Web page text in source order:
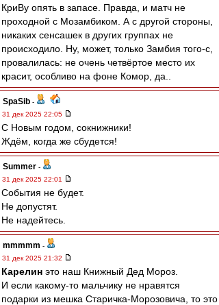
КриВу опять в запасе. Правда, и матч не
проходной с Мозамбиком. А с другой стороны,
никаких сенсашек в других группах не
происходило. Ну, может, только Замбия того-с,
провалилась: не очень четвёртое место их
красит, особливо на фоне Комор, да..
SpaSib -
31 дек 2025 22:05
С Новым годом, сокнижники!
Ждём, когда же сбудется!
Summer -
31 дек 2025 22:01
События не будет.
Не допустят.
Не надейтесь.
mmmmm -
31 дек 2025 21:32
Карелин это наш Книжный Дед Мороз.
И если какому-то мальчику не нравятся
подарки из мешка Старичка-Морозовича, то это